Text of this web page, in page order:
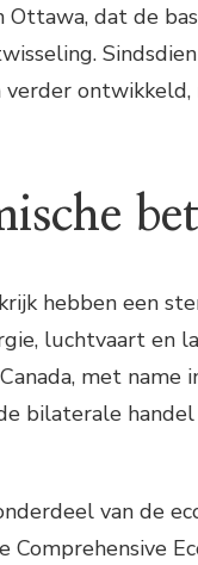
Ottawa, dat de
verder
hebben een
luchtvaart en
met name
bilaterale handel
van de
Comprehensive